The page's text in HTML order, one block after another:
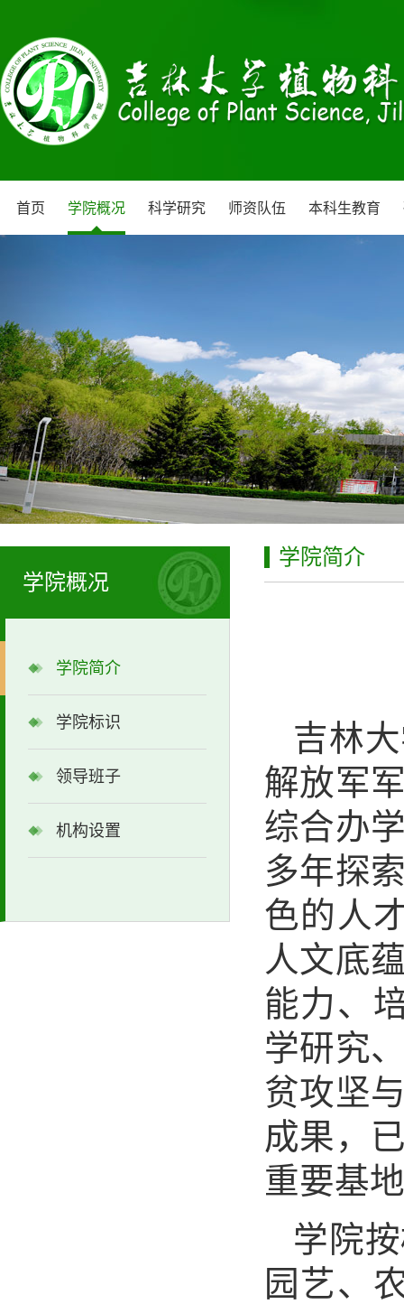
首页 学院概况 科学研究 师资队伍 本科生教育
学院概况
学院简介
学院标识
领导班子
机构设置
学院简介
吉林
解放军
综合办
多年探
色的人
人文底
能力、
学研究
贫攻坚
成果，
重要基
学院
园艺、